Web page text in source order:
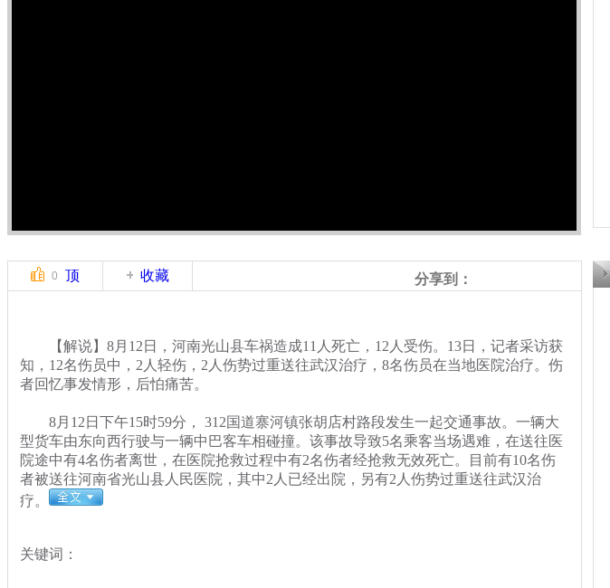
0 顶 收藏 分享到：
【解说】8月12日，河南光山县车祸造成11人死亡，12人受伤。13日，记者采访获
知，12名伤员中，2人轻伤，2人伤势过重送往武汉治疗，8名伤员在当地医院治疗。伤
者回忆事发情形，后怕痛苦。
8月12日下午15时59分， 312国道寨河镇张胡店村路段发生一起交通事故。一辆大
型货车由东向西行驶与一辆中巴客车相碰撞。该事故导致5名乘客当场遇难，在送往医
院途中有4名伤者离世，在医院抢救过程中有2名伤者经抢救无效死亡。目前有10名伤
者被送往河南省光山县人民医院，其中2人已经出院，另有2人伤势过重送往武汉治
疗。
关键词：